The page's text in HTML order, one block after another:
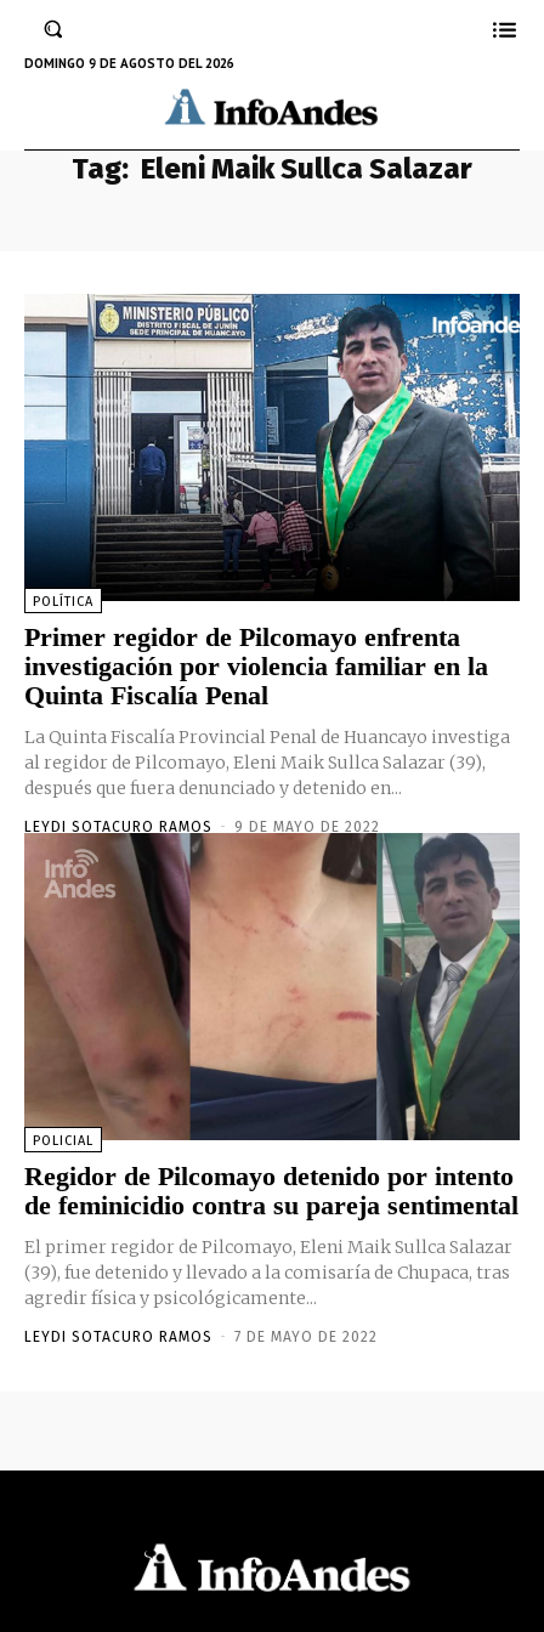
DOMINGO 9 DE AGOSTO DEL 2026
Tag: Eleni Maik Sullca Salazar
POLÍTICA
Primer regidor de Pilcomayo enfrenta
investigación por violencia familiar en la
Quinta Fiscalía Penal
La Quinta Fiscalía Provincial Penal de Huancayo investiga
al regidor de Pilcomayo, Eleni Maik Sullca Salazar (39),
después que fuera denunciado y detenido en...
LEYDI SOTACURO RAMOS - 9 DE MAYO DE 2022
POLICIAL
Regidor de Pilcomayo detenido por intento
de feminicidio contra su pareja sentimental
El primer regidor de Pilcomayo, Eleni Maik Sullca Salazar
(39), fue detenido y llevado a la comisaría de Chupaca, tras
agredir física y psicológicamente...
LEYDI SOTACURO RAMOS - 7 DE MAYO DE 2022